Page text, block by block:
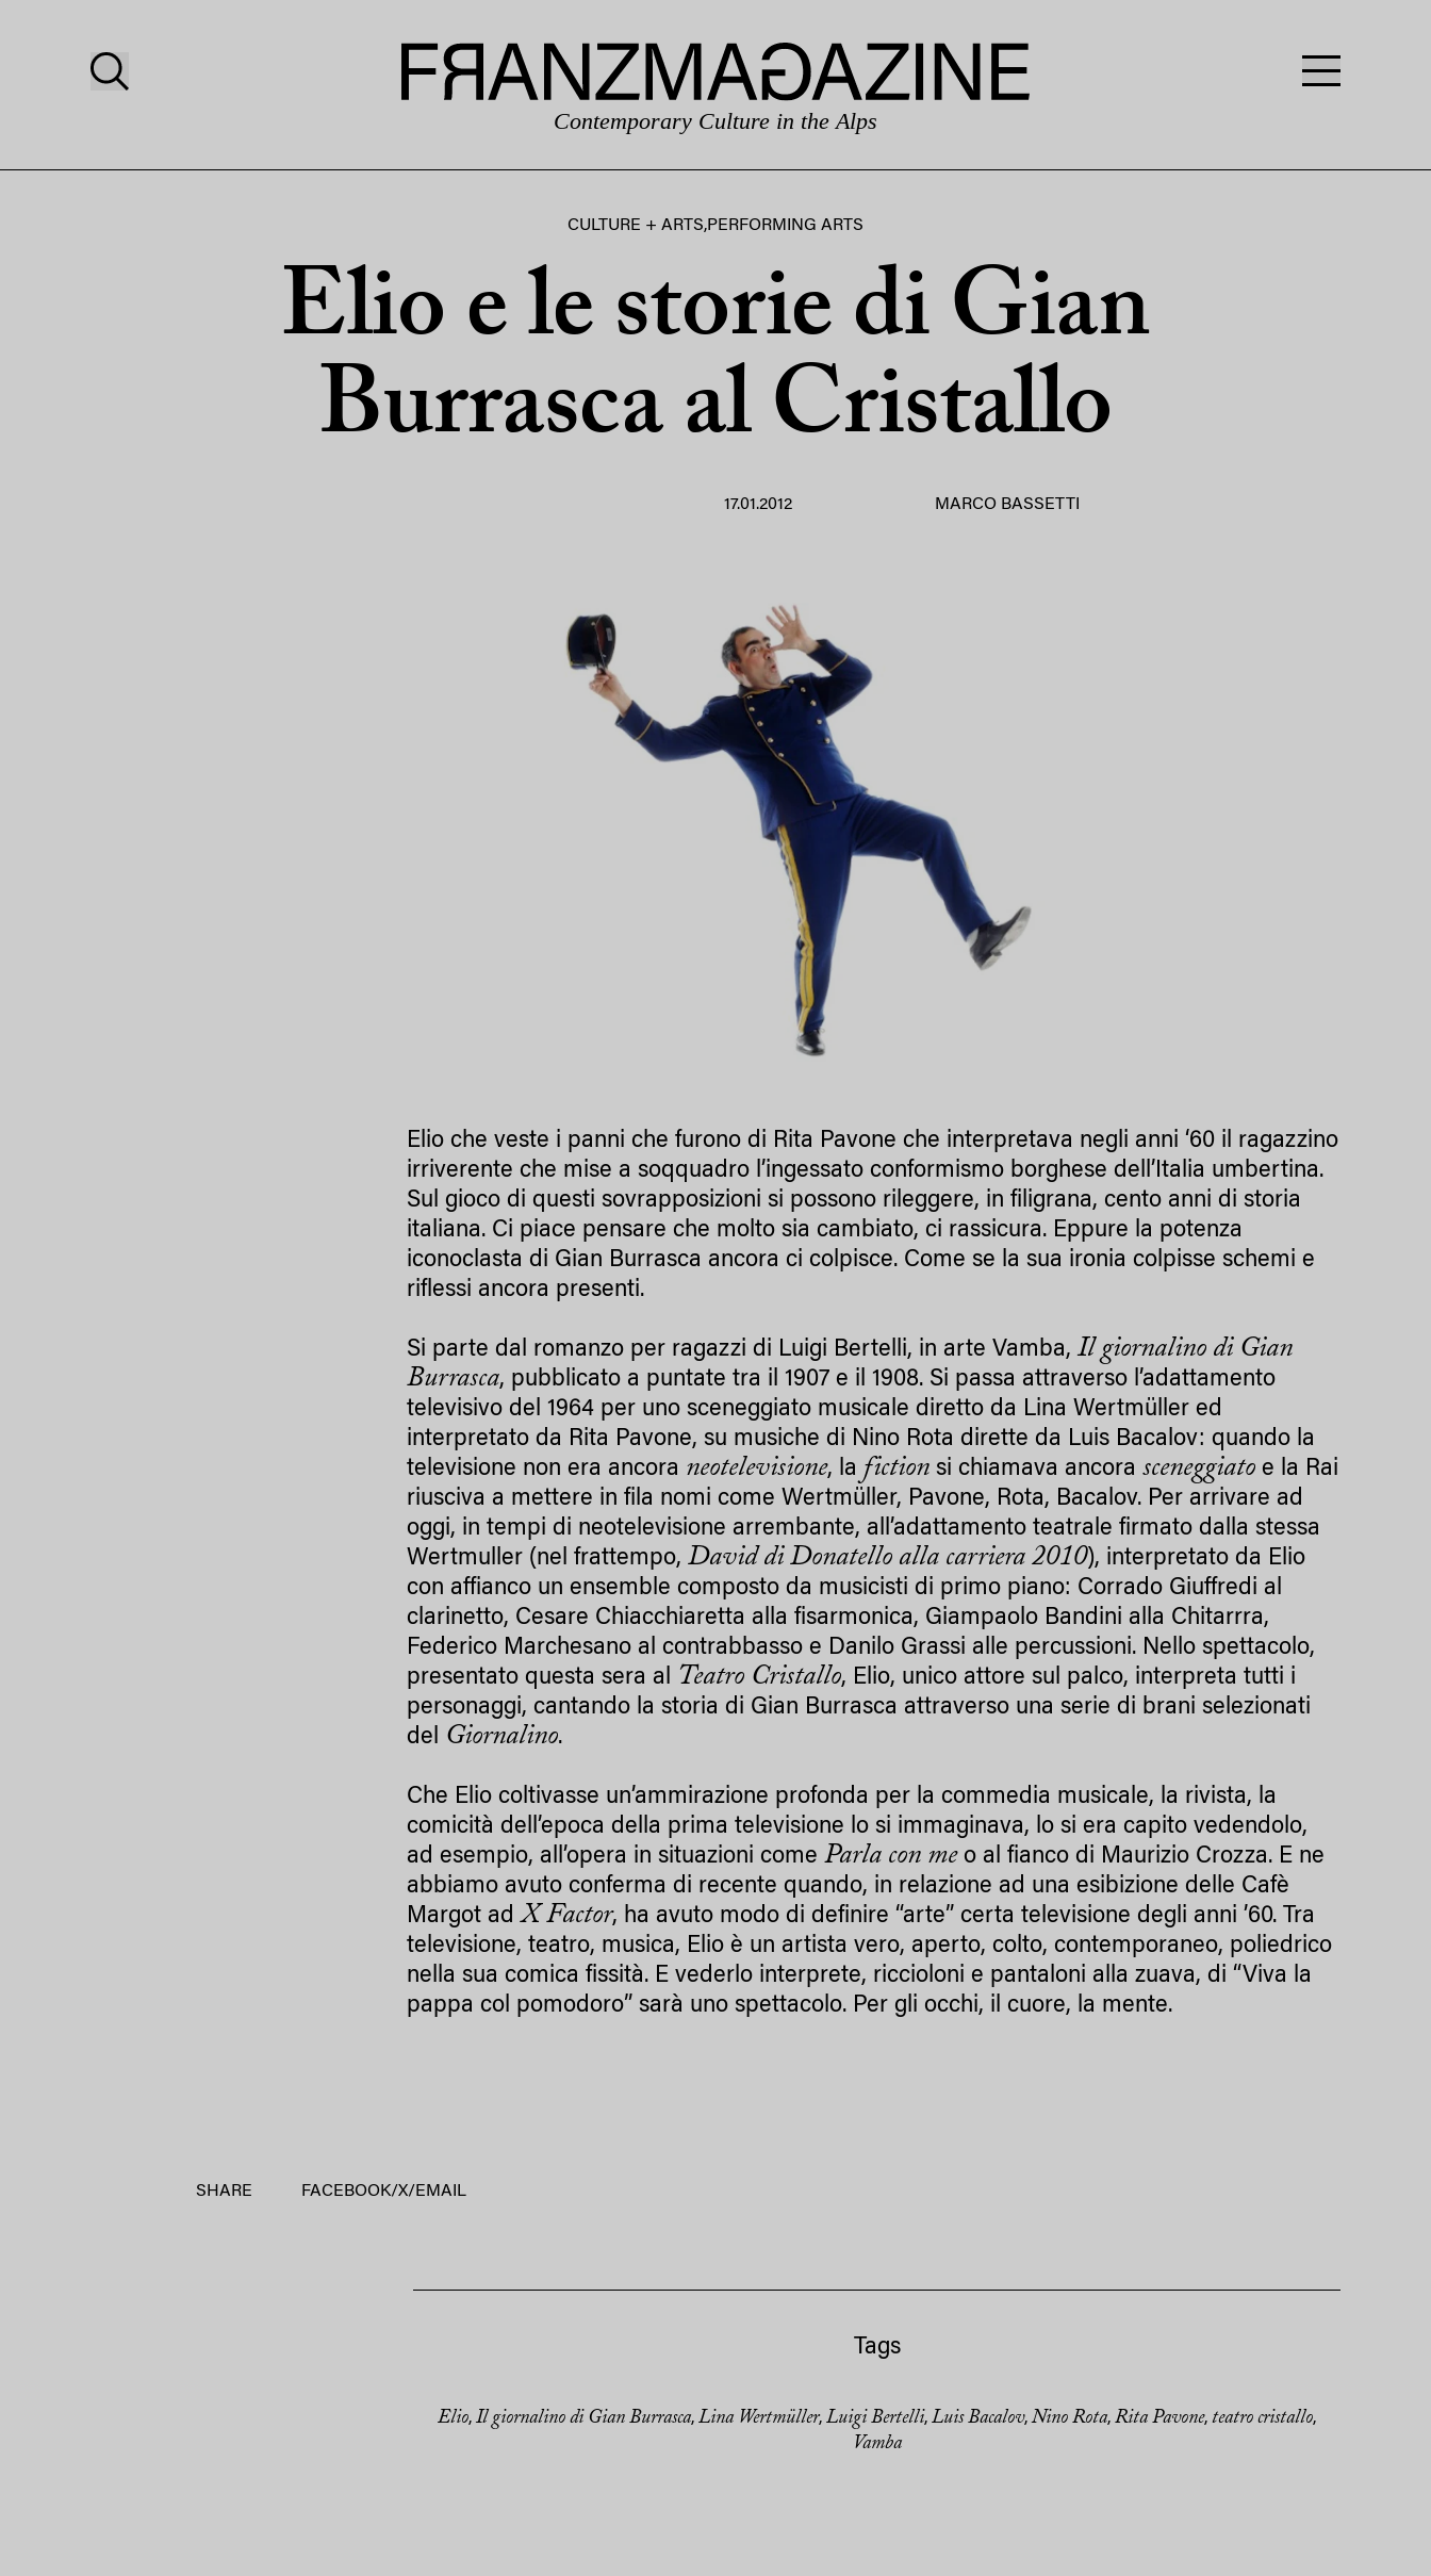
Contemporary Culture in the Alps
CULTURE + ARTS,PERFORMING ARTS
Elio e le storie di Gian
Burrasca al Cristallo
17.01.2012 MARCO BASSETTI
Elio che veste i panni che furono di Rita Pavone che interpretava negli anni ‘60 il ragazzino
irriverente che mise a soqquadro l’ingessato conformismo borghese dell’Italia umbertina.
Sul gioco di questi sovrapposizioni si possono rileggere, in filigrana, cento anni di storia
italiana. Ci piace pensare che molto sia cambiato, ci rassicura. Eppure la potenza
iconoclasta di Gian Burrasca ancora ci colpisce. Come se la sua ironia colpisse schemi e
riflessi ancora presenti.
Si parte dal romanzo per ragazzi di Luigi Bertelli, in arte Vamba,Il giornalino di Gian
Burrasca, pubblicato a puntate tra il 1907 e il 1908. Si passa attraverso l’adattamento
televisivo del 1964 per uno sceneggiato musicale diretto da Lina Wertmüller ed
interpretato da Rita Pavone, su musiche di Nino Rota dirette da Luis Bacalov: quando la
televisione non era ancora neotelevisione, la fiction si chiamava ancorasceneggiato e la Rai
riusciva a mettere in fila nomi come Wertmüller, Pavone, Rota, Bacalov. Per arrivare ad
oggi, in tempi di neotelevisione arrembante, all’adattamento teatrale firmato dalla stessa
Wertmuller (nel frattempo,David di Donatello alla carriera 2010), interpretato da Elio
con affianco un ensemble composto da musicisti di primo piano: Corrado Giuffredi al
clarinetto, Cesare Chiacchiaretta alla fisarmonica, Giampaolo Bandini alla Chitarrra,
Federico Marchesano al contrabbasso e Danilo Grassi alle percussioni. Nello spettacolo,
presentato questa sera al Teatro Cristallo, Elio, unico attore sul palco, interpreta tutti i
personaggi, cantando la storia di Gian Burrasca attraverso una serie di brani selezionati
del Giornalino.
Che Elio coltivasse un’ammirazione profonda per la commedia musicale, la rivista, la
comicità dell’epoca della prima televisione lo si immaginava, lo si era capito vedendolo,
ad esempio, all’opera in situazioni comeParla con meo al fianco di Maurizio Crozza. E ne
abbiamo avuto conferma di recente quando, in relazione ad una esibizione delle Cafè
Margot adX Factor, ha avuto modo di definire “arte” certa televisione degli anni ’60. Tra
televisione, teatro, musica, Elio è un artista vero, aperto, colto, contemporaneo, poliedrico
nella sua comica fissità. E vederlo interprete, riccioloni e pantaloni alla zuava, di “Viva la
pappa col pomodoro” sarà uno spettacolo. Per gli occhi, il cuore, la mente.
SHARE FACEBOOK/X/ EMAIL
Tags
Elio, Il giornalino di Gian Burrasca, Lina Wertmüller, Luigi Bertelli, Luis Bacalov,Nino Rota, Rita Pavone, teatro cristallo,
Vamba